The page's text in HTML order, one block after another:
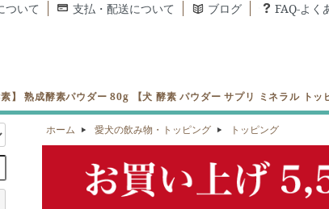
ついて 支払・配送について ブログ FAQ-よく
】 熟成酵素パウダー 80g 【犬 酵素 パウダー サプリ ミネラル ト
ホーム 愛犬の飲み物・トッピング トッピング